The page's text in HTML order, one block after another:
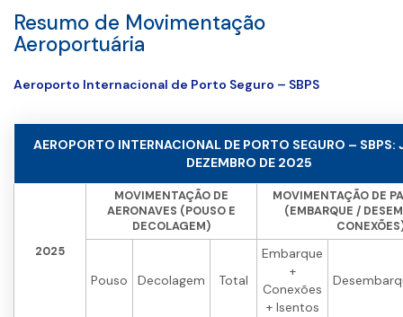
Resumo de Movimentação
Aeroportuária
Aeroporto Internacional de Porto Seguro – SBPS
AEROPORTO INTERNACIONAL DE PORTO SEGURO – SBPS:
DEZEMBRO DE 2025
2025
MOVIMENTAÇÃO DE
AERONAVES (POUSO E
DECOLAGEM)
MOVIMENTAÇÃO DE
(EMBARQUE /
Pouso Decolagem Total
Embarque
+
Conexões
+ Isentos